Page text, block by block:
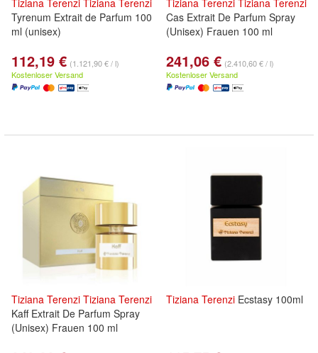
Tiziana Terenzi Tiziana Terenzi
Tyrenum Extrait de Parfum 100
ml (unisex)
112,19 € (1.121,90 € / l)
Kostenloser Versand
Tiziana Terenzi Tiziana Terenzi
Cas Extrait De Parfum Spray
(Unisex) Frauen 100 ml
241,06 € (2.410,60 € / l)
Kostenloser Versand
Tiziana Terenzi Tiziana Terenzi
Kaff Extrait De Parfum Spray
(Unisex) Frauen 100 ml
Tiziana Terenzi Ecstasy 100ml